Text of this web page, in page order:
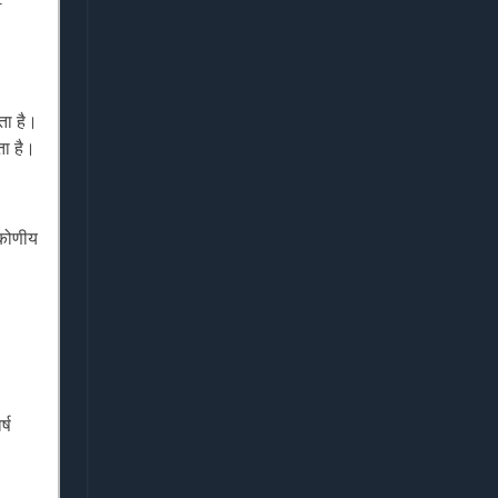
है।
है।